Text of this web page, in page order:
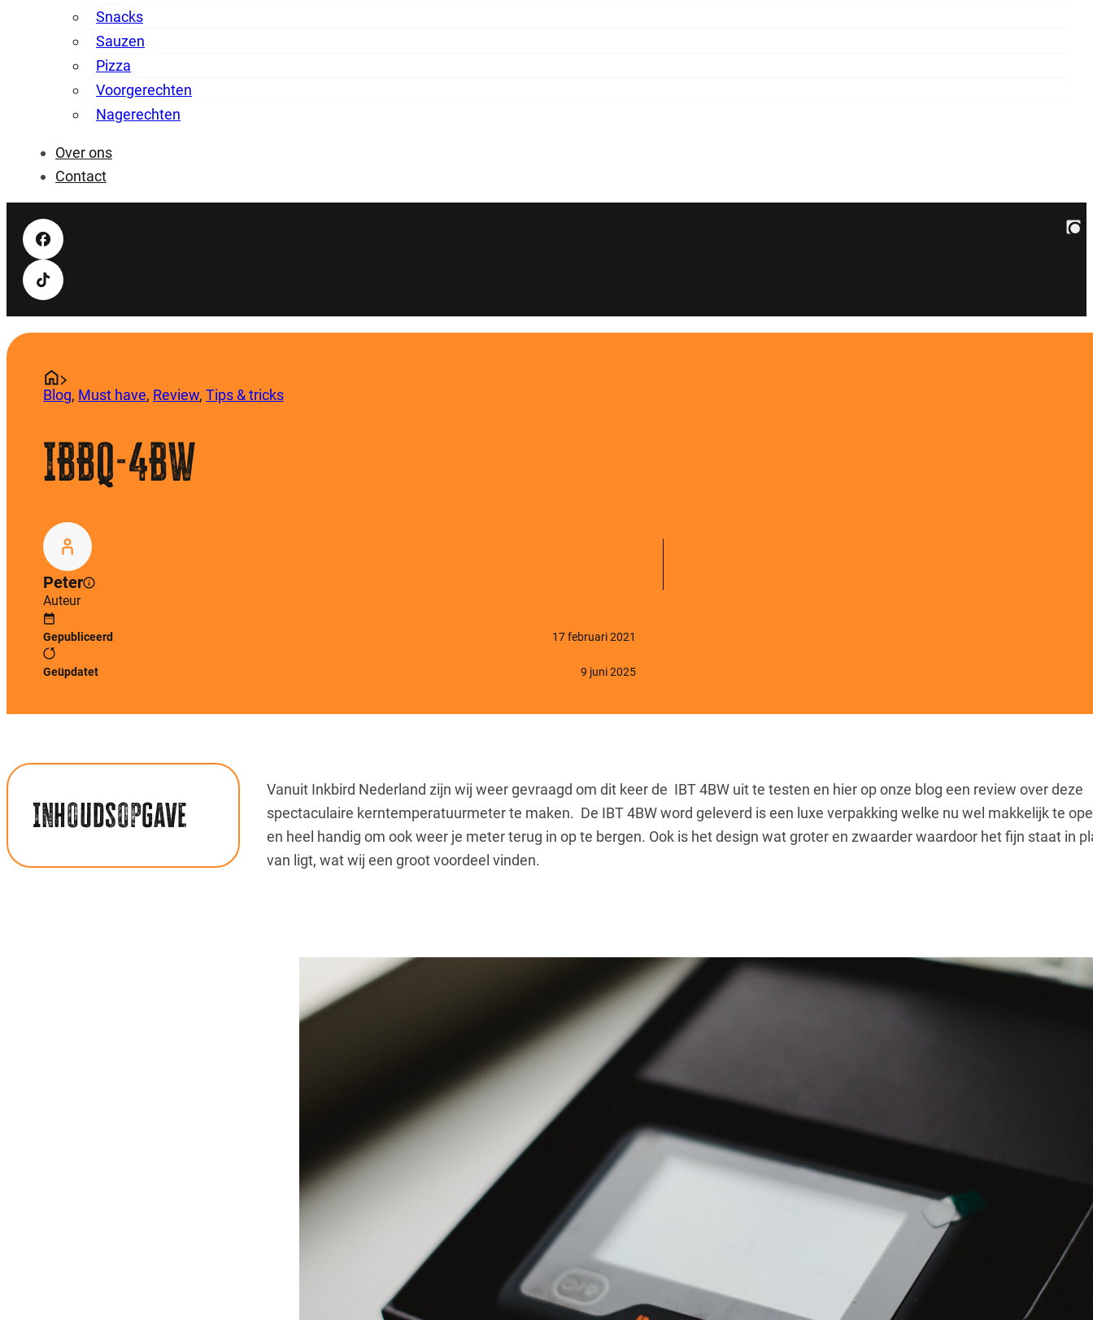
Snacks
Sauzen
Pizza
Voorgerechten
Nagerechten
Over ons
Contact
Blog, Must have, Review, Tips & tricks
IBBQ-4BW
Peter
Auteur
Gepubliceerd 17 februari 2021
Geüpdatet 9 juni 2025
Inhoudsopgave
Vanuit Inkbird Nederland zijn wij weer gevraagd om dit keer de IBT 4BW uit te testen en hier op onze blog een review over deze
spectaculaire kerntemperatuurmeter te maken. De IBT 4BW word geleverd is een luxe verpakking welke nu wel makkelijk te
en heel handig om ook weer je meter terug in op te bergen. Ook is het design wat groter en zwaarder waardoor het fijn staat in
van ligt, wat wij een groot voordeel vinden.